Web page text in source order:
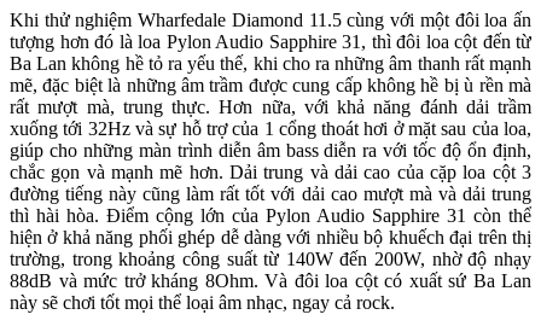
Khi thử nghiệm Wharfedale Diamond 11.5 cùng với một đôi loa ấn
tượng hơn đó là loa Pylon Audio Sapphire 31, thì đôi loa cột đến từ
Ba Lan không hề tỏ ra yếu thế, khi cho ra những âm thanh rất mạnh
mẽ, đặc biệt là những âm trầm được cung cấp không hề bị ù rền mà
rất mượt mà, trung thực. Hơn nữa, với khả năng đánh dải trầm
xuống tới 32Hz và sự hỗ trợ của 1 cổng thoát hơi ở mặt sau của loa,
giúp cho những màn trình diễn âm bass diễn ra với tốc độ ổn định,
chắc gọn và mạnh mẽ hơn. Dải trung và dải cao của cặp loa cột 3
đường tiếng này cũng làm rất tốt với dải cao mượt mà và dải trung
thì hài hòa. Điểm cộng lớn của Pylon Audio Sapphire 31 còn thể
hiện ở khả năng phối ghép dễ dàng với nhiều bộ khuếch đại trên thị
trường, trong khoảng công suất từ 140W đến 200W, nhờ độ nhạy
88dB và mức trở kháng 8Ohm. Và đôi loa cột có xuất sứ Ba Lan
này sẽ chơi tốt mọi thể loại âm nhạc, ngay cả rock.